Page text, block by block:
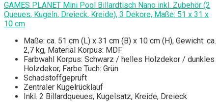
GAMES PLANET Mini Pool Billardtisch Nano inkl. Zubehör (2
Queues, Kugeln, Dreieck, Kreide), 3 Dekore, Maße: 51 x 31 x
10 cm
Maße: ca. 51 cm (L) x 31 cm (B) x 10 cm (H), Gewicht: ca.
2,7 kg, Material Korpus: MDF
Farbwahl Korpus: Schwarz / helles Holzdekor / dunkles
Holzdekor, Farbe Tuch: Grün
Schadstoffgeprüft
Zentraler Kugelrücklauf
Inkl. 2 Billardqueues, Kugelsatz, Kreide, Dreieck